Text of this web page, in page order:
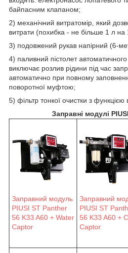
байпасним клапаном;
2) механічний витратомір, який
витрати (похибка - не більше 1 л на
3) подовжений рукав напірний (6-
4) паливний пістолет
виключає розлив рідини під час
автоматично при повному
поворотної муфтою;
5) фільтр тонкої очистки з функцією
Заправні модулі
Заправний модуль
PIUSI ST Panther
56 K33 A60 + Water
Captor
Заправний
PIUSI ST
56 K33 A60 +
Captor